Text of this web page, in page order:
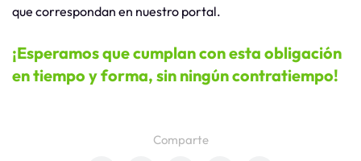
que correspondan en nuestro portal.
¡Esperamos que cumplan con esta obligación
en tiempo y forma, sin ningún contratiempo!
Comparte